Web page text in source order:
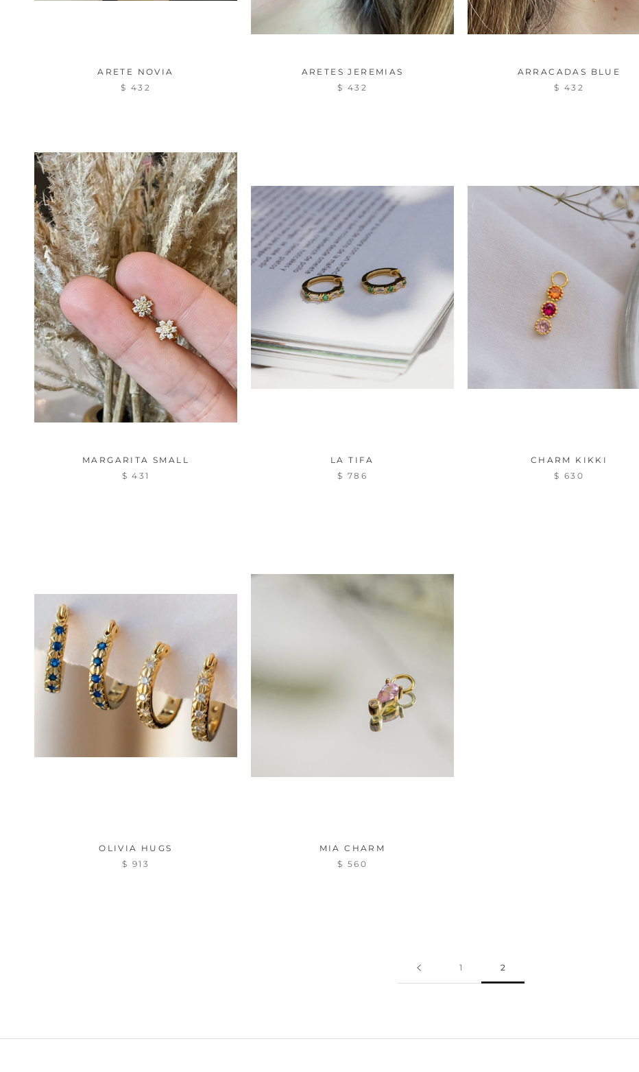
ARETE NOVIA
$ 432
ARETES JEREMIAS
$ 432
ARRACADAS BLUE
$ 432
MARGARITA SMALL
$ 431
LA TIFA
$ 786
CHARM KIKKI
$ 630
OLIVIA HUGS
$ 913
MIA CHARM
$ 560
1 2